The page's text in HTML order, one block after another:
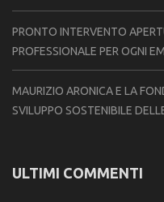
PRONTO INTERVENTO
PROFESSIONALE PER OGNI
MAURIZIO ARONICA E LA
SVILUPPO SOSTENIBILE
ULTIMI COMMENTI